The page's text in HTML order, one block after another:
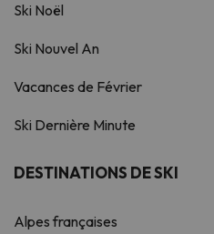
Ski Noël
Ski Nouvel An
Vacances de Février
Ski Dernière Minute
DESTINATIONS DE SKI
Alpes françaises